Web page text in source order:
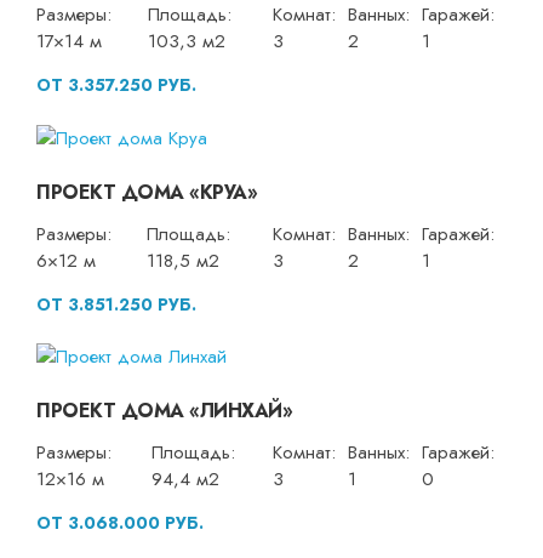
Размеры:
17×14 м
Площадь:
103,3 м2
Комнат:
3
Ванных:
2
Гаражей:
1
ОТ 3.357.250 РУБ.
ПРОЕКТ ДОМА «КРУА»
Размеры:
6×12 м
Площадь:
118,5 м2
Комнат:
3
Ванных:
2
Гаражей:
1
ОТ 3.851.250 РУБ.
ПРОЕКТ ДОМА «ЛИНХАЙ»
Размеры:
12×16 м
Площадь:
94,4 м2
Комнат:
3
Ванных:
1
Гаражей:
0
ОТ 3.068.000 РУБ.